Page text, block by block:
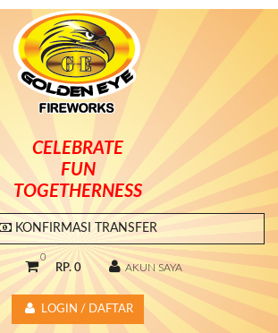
CELEBRATE
FUN
TOGETHERNESS
KONFIRMASI TRANSFER
0
RP. 0 AKUN SAYA
LOGIN / DAFTAR